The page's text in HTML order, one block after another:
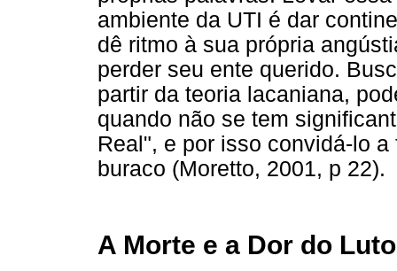
ambiente da UTI é dar
dê ritmo à sua própria
perder seu ente querido.
partir da teoria lacaniana,
quando não se tem
Real", e por isso convidá-lo
buraco (Moretto, 2001, p 22).
A Morte e a Dor do